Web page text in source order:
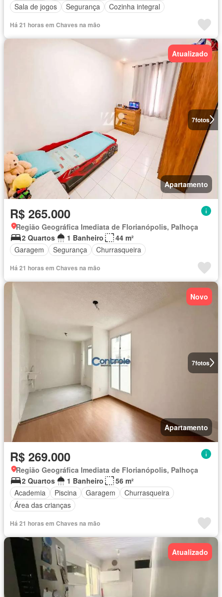
Sala de jogos
Segurança Cozinha integral
Há 21 horas em Chaves na mão
7fotos
Atualizado
Apartamento
R$ 265.000
Região Geográfica Imediata de Florianópolis, Palhoça
2 Quartos
1 Banheiro
44 m²
Garagem
Segurança Churrasqueira
Há 21 horas em Chaves na mão
7fotos
Novo
Apartamento
R$ 269.000
Região Geográfica Imediata de Florianópolis, Palhoça
2 Quartos
1 Banheiro
56 m²
Academia
Piscina Garagem
Churrasqueira
Área das crianças
Há 21 horas em Chaves na mão
Atualizado